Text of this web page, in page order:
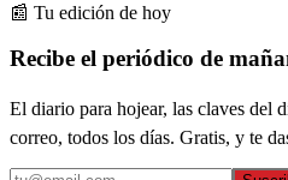
📰 Tu edición de hoy
Recibe el periódico de
El diario para hojear, las claves del
correo, todos los días. Gratis, y te